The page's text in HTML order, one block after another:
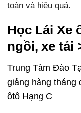
toàn và hiệu quả.
Học Lái Xe
ngồi, xe tải
Trung Tâm Đào
giảng hàng tháng
ôtô Hạng C